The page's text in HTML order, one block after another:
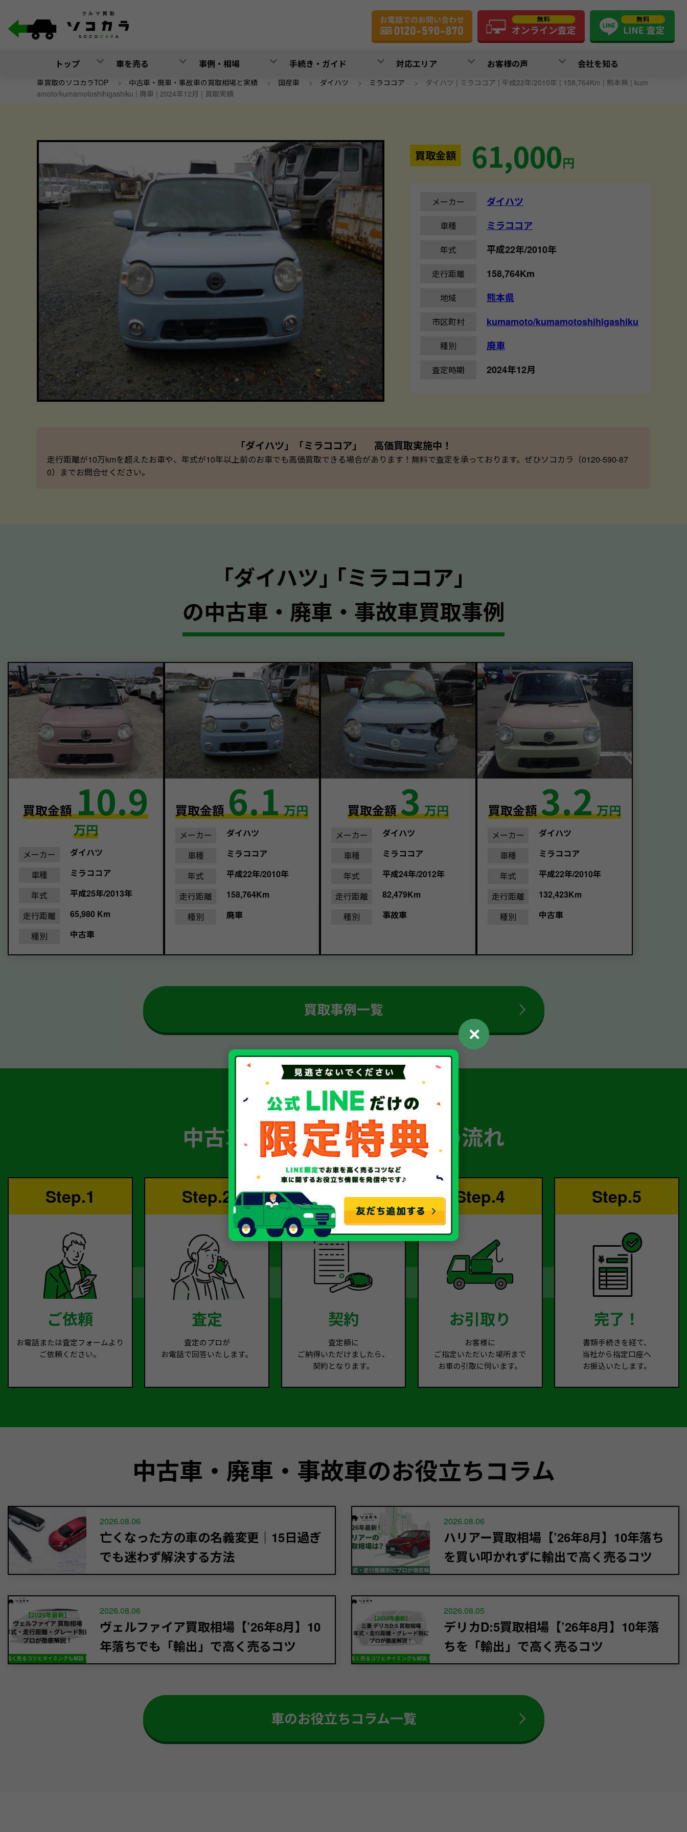
トップ 車を売る 事例・相場 手続き・ガイド 対応エリア お客様の声 会社を知る
車買取のソコカラTOP > 中古車・廃車・事故車の買取相場と実績 > 国産車 > ダイハツ > ミラココア > ダイハツ | ミラココア | 平成22年/2010年 | 158,764Km | 熊本県 | kum
amoto/kumamotoshihigashiku | 廃車 | 2024年12月 | 買取実績
買取金額 61,000円
メーカー ダイハツ
車種 ミラココア
年式 平成22年/2010年
走行距離 158,764Km
地域 熊本県
市区町村 kumamoto/kumamotoshihigashiku
種別 廃車
査定時期 2024年12月
「ダイハツ」「ミラココア」 高価買取実施中！
走行距離が10万kmを超えたお車や、年式が10年以上前のお車でも高価買取できる場合があります！無料で査定を承っております。ぜひソコカラ（0120-590-87
0）までお問合せください。
｢ダイハツ｣ ｢ミラココア｣
の中古車・廃車・事故車買取事例
買取金額10.9
万円
メーカー
ダイハツ
車種
ミラココア
年式
平成25年/2013年
走行距離
65,980 Km
種別
中古車
買取金額6.1 万円
メーカー
ダイハツ
車種
ミラココア
年式
平成22年/2010年
走行距離
158,764Km
種別
廃車
買取金額3 万円
メーカー
ダイハツ
車種
ミラココア
年式
平成24年/2012年
走行距離
82,479Km
種別
事故車
買取金額3.2 万円
メーカー
ダイハツ
車種
ミラココア
年式
平成22年/2010年
走行距離
132,423Km
種別
中古車
買取事例一覧
簡単 5ステップ！
中古車・廃車・事故車買取の流れ
Step.1
ご依頼
お電話または査定フォームより
ご依頼ください。
Step.2
査定
査定のプロが
お電話で回答いたします。
Step.3
契約
査定額に
ご納得いただけましたら、
契約となります。
Step.4
お引取り
お客様に
ご指定いただいた場所まで
お車の引取に伺います。
Step.5
完了！
書類手続きを経て、
当社から指定口座へ
お振込いたします。
中古車・廃車・事故車のお役立ちコラム
2026.08.06
亡くなった方の車の名義変更｜15日過ぎ
でも迷わず解決する方法
2026.08.06
ハリアー買取相場【’26年8月】10年落ち
を買い叩かれずに輸出で高く売るコツ
2026.08.06
ヴェルファイア買取相場【’26年8月】10
年落ちでも「輸出」で高く売るコツ
2026.08.05
デリカD:5買取相場【’26年8月】10年落
ちを「輸出」で高く売るコツ
車のお役立ちコラム一覧
✕